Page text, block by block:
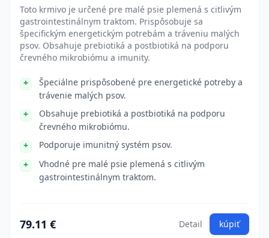
Toto krmivo je určené pre malé psie plemená s citlivým
gastrointestinálnym traktom. Prispôsobuje sa
špecifickým energetickým potrebám a tráveniu malých
psov. Obsahuje prebiotiká a postbiotiká na podporu
črevného mikrobiómu a imunity.
Špeciálne prispôsobené pre energetické potreby a
trávenie malých psov.
Obsahuje prebiotiká a postbiotiká na podporu
črevného mikrobiómu.
Podporuje imunitný systém psov.
Vhodné pre malé psie plemená s citlivým
gastrointestinálnym traktom.
79.11 € Detail kúpiť